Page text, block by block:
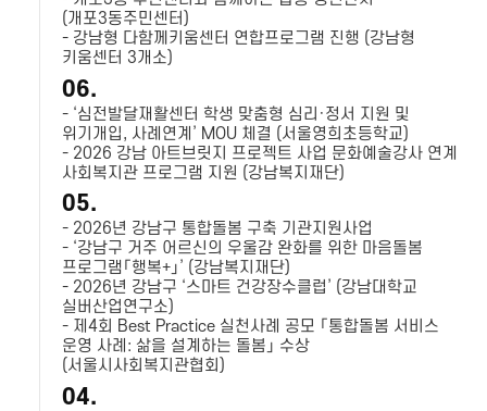
(개포3동주민센터)
- 강남형 다함께키움센터 연합프로그램 진행 (강남형
키움센터 3개소)
06.
- ‘심전발달재활센터 학생 맞춤형 심리·정서 지원 및
위기개입, 사례연계’ MOU 체결 (서울영희초등학교)
- 2026 강남 아트브릿지 프로젝트 사업 문화예술강사 연계
사회복지관 프로그램 지원 (강남복지재단)
05.
- 2026년 강남구 통합돌봄 구축 기관지원사업
- ‘강남구 거주 어르신의 우울감 완화를 위한 마음돌봄
프로그램「행복+」’ (강남복지재단)
- 2026년 강남구 ‘스마트 건강장수클럽’ (강남대학교
실버산업연구소)
- 제4회 Best Practice 실천사례 공모 「통합돌봄 서비스
운영 사례: 삶을 설계하는 돌봄」 수상
(서울시사회복지관협회)
04.